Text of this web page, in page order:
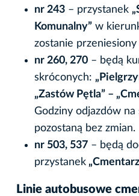
nr 243 – przystanek
Komunalny” w
zostanie
nr 260, 270 – będą
skróconych:
„Zastów Pętla” –
Godziny odjazdów na
pozostaną bez zmian.
nr 503, 537 – będą
przystanek
Linie autobusowe